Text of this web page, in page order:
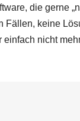
die gerne
Fällen, keine
nicht